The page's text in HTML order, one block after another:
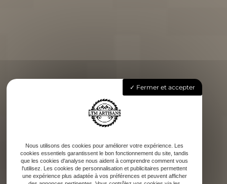
Fermer et accepter
Nous utilisons des cookies pour améliorer votre expérience. Les
cookies essentiels garantissent le bon fonctionnement du site, tandis
que les cookies d'analyse nous aident à comprendre comment vous
l'utilisez. Les cookies de personnalisation et publicitaires permettent
une expérience plus adaptée à vos préférences et peuvent afficher